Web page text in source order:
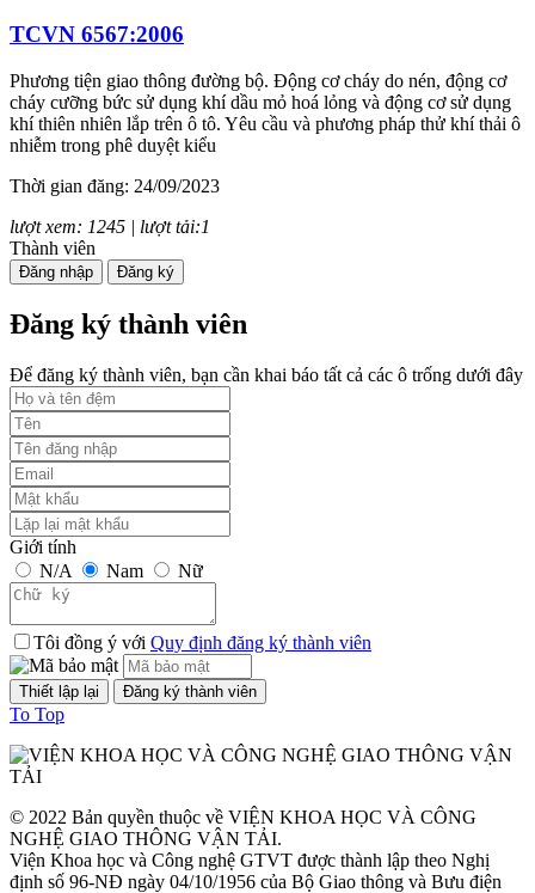
TCVN 6567:2006
Phương tiện giao thông đường bộ. Động cơ cháy do nén, động cơ
cháy cưỡng bức sử dụng khí dầu mỏ hoá lỏng và động cơ sử dụng
khí thiên nhiên lắp trên ô tô. Yêu cầu và phương pháp thử khí thải ô
nhiễm trong phê duyệt kiểu
Thời gian đăng: 24/09/2023
lượt xem: 1245 | lượt tải:1
TCVN 7880:2008
Phương tiện giao thông đường bộ. Tiếng ồn phát ra từ ô tô. Yêu cầu
và phương pháp thử trong phê duyệt kiểu
Thời gian đăng: 24/09/2023
lượt xem: 1246 | lượt tải:1
TCVN 6723:2000
Phương tiện giao thông đường bộ. Ô tô khách cỡ nhỏ. Yêu cầu về
cấu tạo trong công nhận kiểu.
Thời gian đăng: 07/08/2026
TCVN 6724:20001
Phương tiện giao thông đường bộ. Ô tô khách cỡ lớn. Yêu cầu về
cấu tạo chung trong công nhận kiểu
Thời gian đăng: 07/08/2026
lượt xem: 1143 | lượt tải:0
TCVN 6565:2006
Thành viên
Đăng nhập Đăng ký
Đăng ký thành viên
Để đăng ký thành viên, bạn cần khai báo tất cả các ô trống dưới đây
Giới tính
N/A
Nam Nữ
Tôi đồng ý với Quy định đăng ký thành viên
To Top
© 2022 Bản quyền thuộc về VIỆN KHOA HỌC VÀ CÔNG
NGHỆ GIAO THÔNG VẬN TẢI.
Viện Khoa học và Công nghệ GTVT được thành lập theo Nghị
định số 96-NĐ ngày 04/10/1956 của Bộ Giao thông và Bưu điện